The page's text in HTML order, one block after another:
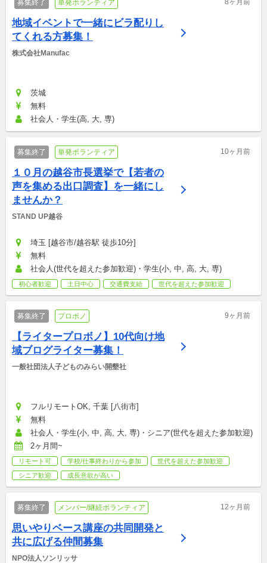
募集終了 単発ボランティア 8ヶ月前
地域イベントで一緒にビラ配りし
てくれる方募集！
株式会社Manufac
茨城
無料
社会人・学生(高, 大, 専)
募集終了 単発ボランティア 10ヶ月前
１０月の越谷市長選挙で【若者の
声を集める出口調査】を一緒にし
ませんか？
STAND UP越谷
埼玉 [越谷市/越谷駅 徒歩10分]
無料
社会人(世代を超えた参加歓迎)・学生(小, 中, 高, 大, 専)
初心者歓迎 土日中心 交通費支給 世代を超えた参加歓迎
募集終了 プロボノ 9ヶ月前
【ライタープロボノ】10代向け地
域ブログライター募集！
一般社団法人子どものみらい開墾社
フルリモートOK, 千葉 [八街市]
無料
社会人・学生(小, 中, 高, 大, 専)・シニア(世代を超えた参加歓迎)
2ヶ月間~
リモート可 学校/仕事終わりから参加
世代を超えた参加歓迎
シニア歓迎
成長意欲が高い
募集終了 メンバー/継続ボランティア 12ヶ月前
思いやりベース講座の共同開発と
共に広げる仲間募集
NPO法人ソンリッサ